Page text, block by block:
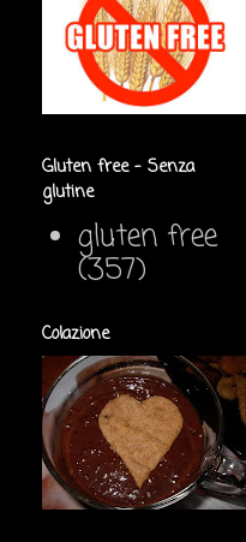
Gluten free - Senza
glutine
gluten free
(357)
Colazione